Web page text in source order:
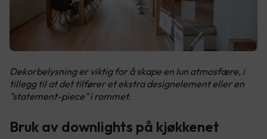
Dekorbelysning er viktig for å skape en lun atmosfære, i
tillegg til at det tilfører et ekstra designelement eller en
"statement-piece" i rommet.
Bruk av downlights på kjøkkenet